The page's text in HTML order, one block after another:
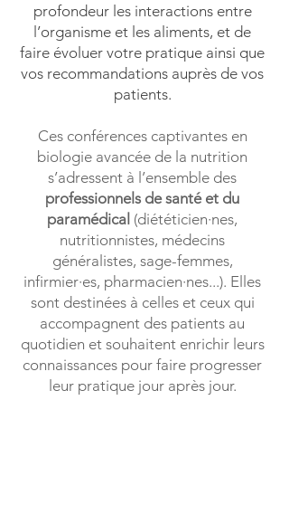
profondeur les interactions entre
l’organisme et les aliments, et de
faire évoluer votre pratique ainsi que
vos recommandations auprès de vos
patients.
Ces conférences captivantes en
biologie avancée de la nutrition
s’adressent à l’ensemble des
professionnels de santé et du
paramédical (diététicien·nes,
nutritionnistes, médecins
généralistes, sage-femmes,
infirmier·es, pharmacien·nes...). Elles
sont destinées à celles et ceux qui
accompagnent des patients au
quotidien et souhaitent enrichir leurs
connaissances pour faire progresser
leur pratique jour après jour.